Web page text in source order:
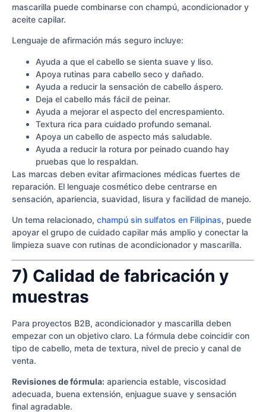
mascarilla puede combinarse con champú, acondicionador y
aceite capilar.
Lenguaje de afirmación más seguro incluye:
Ayuda a que el cabello se sienta suave y liso.
Apoya rutinas para cabello seco y dañado.
Ayuda a reducir la sensación de cabello áspero.
Deja el cabello más fácil de peinar.
Ayuda a mejorar el aspecto del encrespamiento.
Textura rica para cuidado profundo semanal.
Apoya un cabello de aspecto más saludable.
Ayuda a reducir la rotura por peinado cuando hay
pruebas que lo respaldan.
Las marcas deben evitar afirmaciones médicas fuertes de
reparación. El lenguaje cosmético debe centrarse en
sensación, apariencia, suavidad, lisura y facilidad de manejo.
Un tema relacionado, champú sin sulfatos en Filipinas, puede
apoyar el grupo de cuidado capilar más amplio y conectar la
limpieza suave con rutinas de acondicionador y mascarilla.
7) Calidad de fabricación y
muestras
Para proyectos B2B, acondicionador y mascarilla deben
empezar con un objetivo claro. La fórmula debe coincidir con
tipo de cabello, meta de textura, nivel de precio y canal de
venta.
Revisiones de fórmula: apariencia estable, viscosidad
adecuada, buena extensión, enjuague suave y sensación
final agradable.